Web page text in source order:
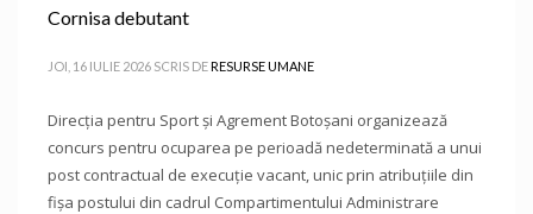
Cornisa debutant
JOI, 16 IULIE 2026 SCRIS DERESURSE UMANE
Direcţia pentru Sport și Agrement Botoşani organizează
concurs pentru ocuparea pe perioadă nedeterminată a unui
post contractual de execuție vacant, unic prin atribuțiile din
fișa postului din cadrul Compartimentului Administrare